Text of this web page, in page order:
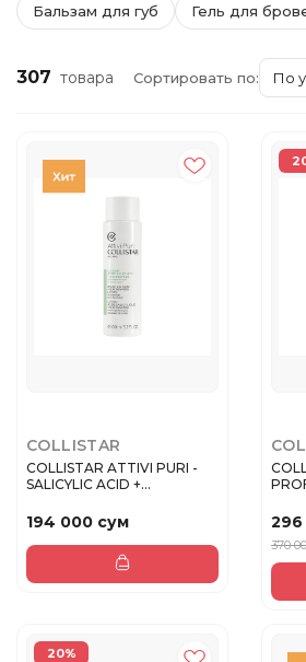
Бальзам для губ Гель для
307 товара Сортировать по:
COLLISTAR
COLLISTAR ATTIVI PURI -
SALICYLIC ACID +
194 000 сум
370
20%